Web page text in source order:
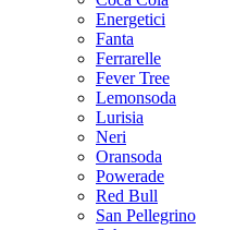
Energetici
Fanta
Ferrarelle
Fever Tree
Lemonsoda
Lurisia
Neri
Oransoda
Powerade
Red Bull
San Pellegrino